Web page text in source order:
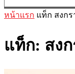
หน้าแรก แท็ก สงกร
แท็ก: สง